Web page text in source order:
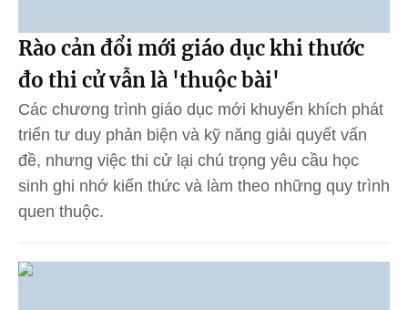
Rào cản đổi mới giáo dục khi thước
đo thi cử vẫn là 'thuộc bài'
Các chương trình giáo dục mới khuyến khích phát
triển tư duy phản biện và kỹ năng giải quyết vấn
đề, nhưng việc thi cử lại chú trọng yêu cầu học
sinh ghi nhớ kiến thức và làm theo những quy trình
quen thuộc.